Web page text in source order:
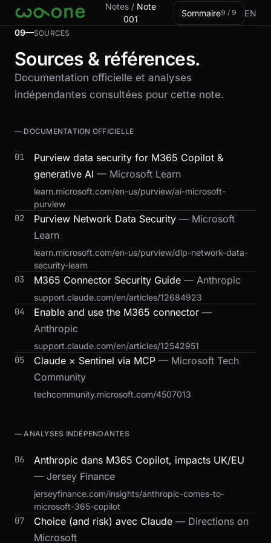
Aller à la carte Notes / Note
001
Sommaire9 / 9
EN
09—SOURCES
Sources & références.
Documentation officielle et analyses
indépendantes consultées pour cette note.
— DOCUMENTATION OFFICIELLE
01
Purview data security for M365 Copilot &
generative AI — Microsoft Learn
learn.microsoft.com/en-us/purview/ai-microsoft-
purview
02 Purview Network Data Security — Microsoft
Learn
learn.microsoft.com/en-us/purview/dlp-network-data-
security-learn
03 M365 Connector Security Guide — Anthropic
support.claude.com/en/articles/12684923
04 Enable and use the M365 connector —
Anthropic
support.claude.com/en/articles/12542951
05 Claude × Sentinel via MCP — Microsoft Tech
Community
techcommunity.microsoft.com/4507013
— ANALYSES INDÉPENDANTES
06
Anthropic dans M365 Copilot, impacts UK/EU
— Jersey Finance
jerseyfinance.com/insights/anthropic-comes-to-
microsoft-365-copilot
07 Choice (and risk) avec Claude — Directions on
Microsoft